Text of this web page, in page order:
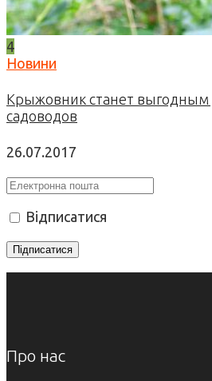
4
Новини
Крыжовник станет выгодным
садоводов
26.07.2017
Відписатися
Про нас